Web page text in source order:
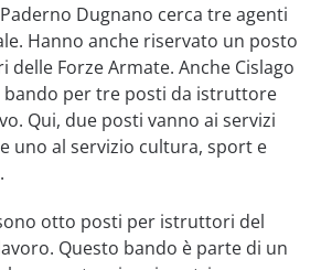
Dugnano cerca tre agenti
Hanno anche riservato un posto
delle Forze Armate. Anche Cislago
bando per tre posti da istruttore
Qui, due posti vanno ai servizi
uno al servizio cultura, sport e
otto posti per istruttori del
Questo bando è parte di un